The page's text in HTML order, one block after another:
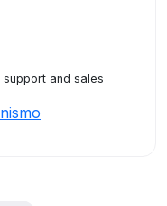
and sales